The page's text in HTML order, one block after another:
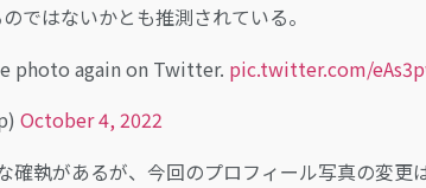
ではないかとも推測されている。
photo again on Twitter. pic.twitter.com/
October 4, 2022
執があるが、今回のプロフィール写真の変